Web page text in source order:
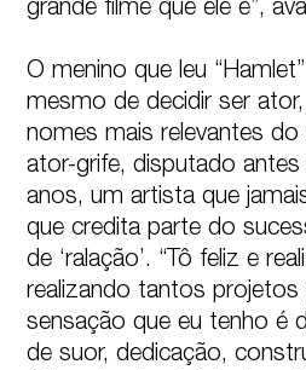
grande filme que ele é”,
O menino que leu
mesmo de decidir ser
nomes mais relevantes do
ator-grife, disputado
anos, um artista que
que credita parte do
de ‘ralação’. “Tô feliz e
realizando tantos
sensação que eu tenho é
de suor, dedicação,